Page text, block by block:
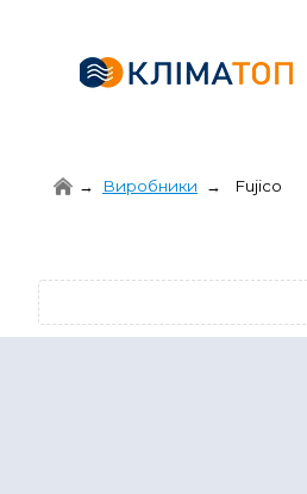
Виробники Fujico